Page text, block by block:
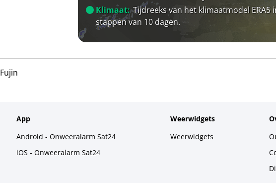
Klimaat: Tijdreeks van het klimaatmodel ERA5
stappen van 10 dagen.
Fujin
App
Android - Onweeralarm Sat24
iOS - Onweeralarm Sat24
Weerwidgets
Weerwidgets